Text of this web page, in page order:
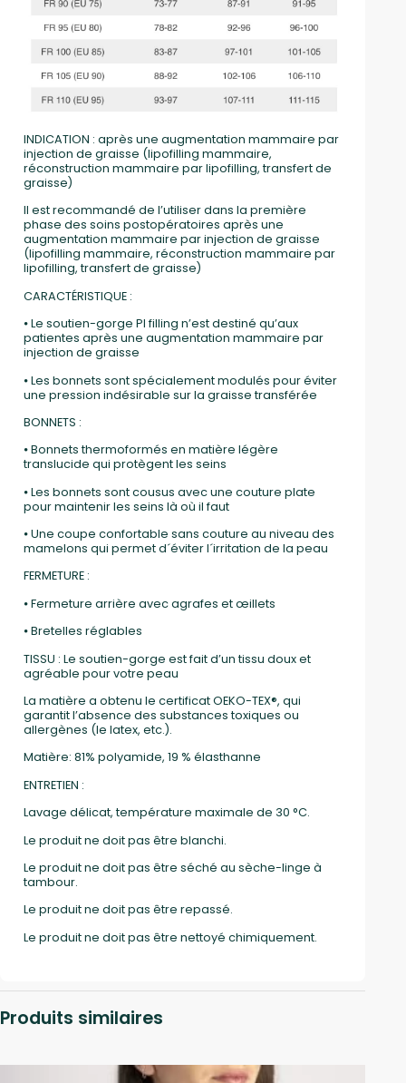
INDICATION : après une augmentation mammaire par
injection de graisse (lipofilling mammaire,
réconstruction mammaire par lipofilling, transfert de
graisse)
Il est recommandé de l’utiliser dans la première
phase des soins postopératoires après une
augmentation mammaire par injection de graisse
(lipofilling mammaire, réconstruction mammaire par
lipofilling, transfert de graisse)
CARACTÉRISTIQUE :
⦁ Le soutien-gorge PI filling n’est destiné qu’aux
patientes après une augmentation mammaire par
injection de graisse
⦁ Les bonnets sont spécialement modulés pour éviter
une pression indésirable sur la graisse transférée
BONNETS :
⦁ Bonnets thermoformés en matière légère
translucide qui protègent les seins
⦁ Les bonnets sont cousus avec une couture plate
pour maintenir les seins là où il faut
⦁ Une coupe confortable sans couture au niveau des
mamelons qui permet d´éviter l´irritation de la peau
FERMETURE :
⦁ Fermeture arrière avec agrafes et œillets
⦁ Bretelles réglables
TISSU : Le soutien-gorge est fait d’un tissu doux et
agréable pour votre peau
La matière a obtenu le certificat OEKO-TEX®, qui
garantit l’absence des substances toxiques ou
allergènes (le latex, etc.).
Matière: 81% polyamide, 19 % élasthanne
ENTRETIEN :
Lavage délicat, température maximale de 30 °C.
Le produit ne doit pas être blanchi.
Le produit ne doit pas être séché au sèche-linge à
tambour.
Le produit ne doit pas être repassé.
Le produit ne doit pas être nettoyé chimiquement.
Produits similaires